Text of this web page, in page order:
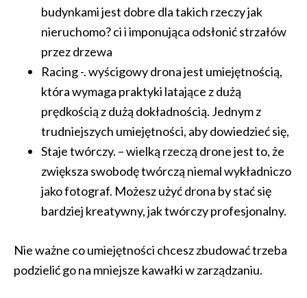
budynkami jest dobre dla takich rzeczy jak
nieruchomo? ci i imponująca odsłonić strzałów
przez drzewa
Racing -. wyścigowy drona jest umiejętnością,
która wymaga praktyki latające z dużą
prędkością z dużą dokładnością. Jednym z
trudniejszych umiejętności, aby dowiedzieć się,
Staje twórczy. – wielką rzeczą drone jest to, że
zwiększa swobodę twórczą niemal wykładniczo
jako fotograf. Możesz użyć drona by stać się
bardziej kreatywny, jak twórczy profesjonalny.
Nie ważne co umiejętności chcesz zbudować trzeba
podzielić go na mniejsze kawałki w zarządzaniu.